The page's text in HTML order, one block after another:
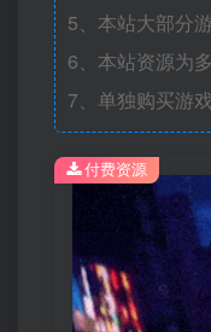
5、本站大部分
6、本站资源为
7、单独购买游
付费资源